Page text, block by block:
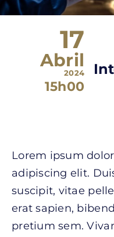
17
Abril
2024
15h00
Lorem ipsum
adipiscing elit.
suscipit, vitae
erat sapien,
pretium sem.